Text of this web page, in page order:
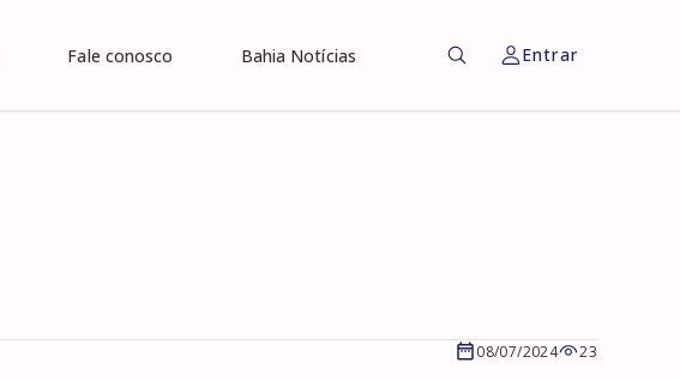
Fale conosco Bahia Notícias Entrar
08/07/2024 23